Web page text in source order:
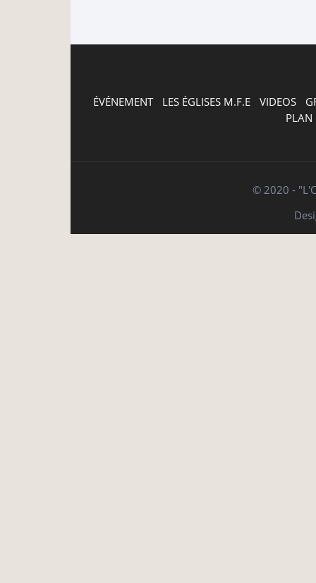
ÉVÉNEMENT- LES ÉGLISES M.F.E VIDEOS
PLAN
© 2020 -